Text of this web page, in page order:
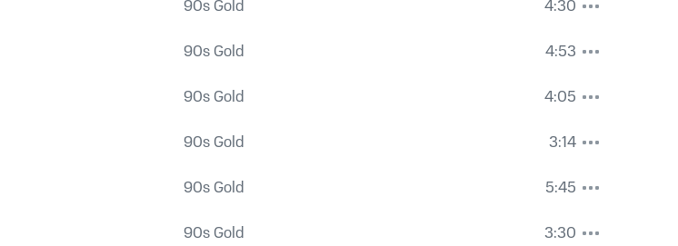
90s Gold
4:30
90s Gold
4:53
90s Gold
4:05
90s Gold
3:14
90s Gold
5:45
90s Gold
3:30